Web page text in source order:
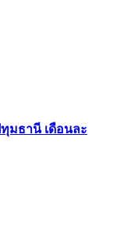
มธานี เดือนละ